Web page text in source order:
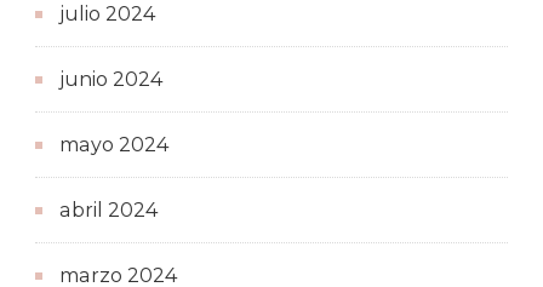
julio 2024
junio 2024
mayo 2024
abril 2024
marzo 2024